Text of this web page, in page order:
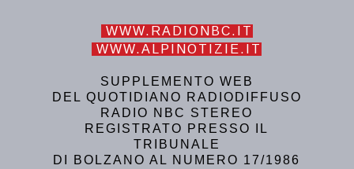
WWW.RADIONBC.IT
WWW.ALPINOTIZIE.IT
SUPPLEMENTO WEB
DEL QUOTIDIANO RADIODIFFUSO
RADIO NBC STEREO
REGISTRATO PRESSO IL
TRIBUNALE
DI BOLZANO AL NUMERO 17/1986